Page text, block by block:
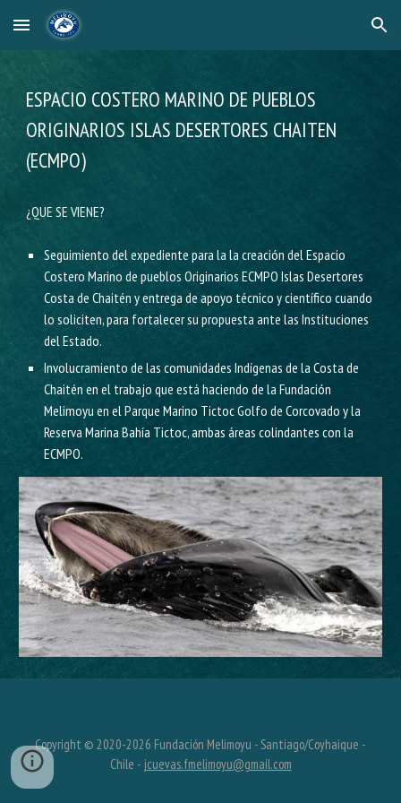
Skip to main content Skip to navigation
ESPACIO COSTERO MARINO DE PUEBLOS
ORIGINARIOS ISLAS DESERTORES CHAITEN
(ECMPO)
¿QUE SE VIENE?
Seguimiento del expediente para la la creación del Espacio
Costero Marino de pueblos Originarios ECMPO Islas Desertores
Costa de Chaitén y entrega de apoyo técnico y científico cuando
lo soliciten, para fortalecer su propuesta ante las Instituciones
del Estado.
Involucramiento de las comunidades Indígenas de la Costa de
Chaitén en el trabajo que está haciendo de la Fundación
Melimoyu en el Parque Marino Tictoc Golfo de Corcovado y la
Reserva Marina Bahía Tictoc, ambas áreas colindantes con la
ECMPO.
Copyright © 2020-2026 Fundación Melimoyu - Santiago/Coyhaique -
Chile - jcuevas.fmelimoyu@gmail.com